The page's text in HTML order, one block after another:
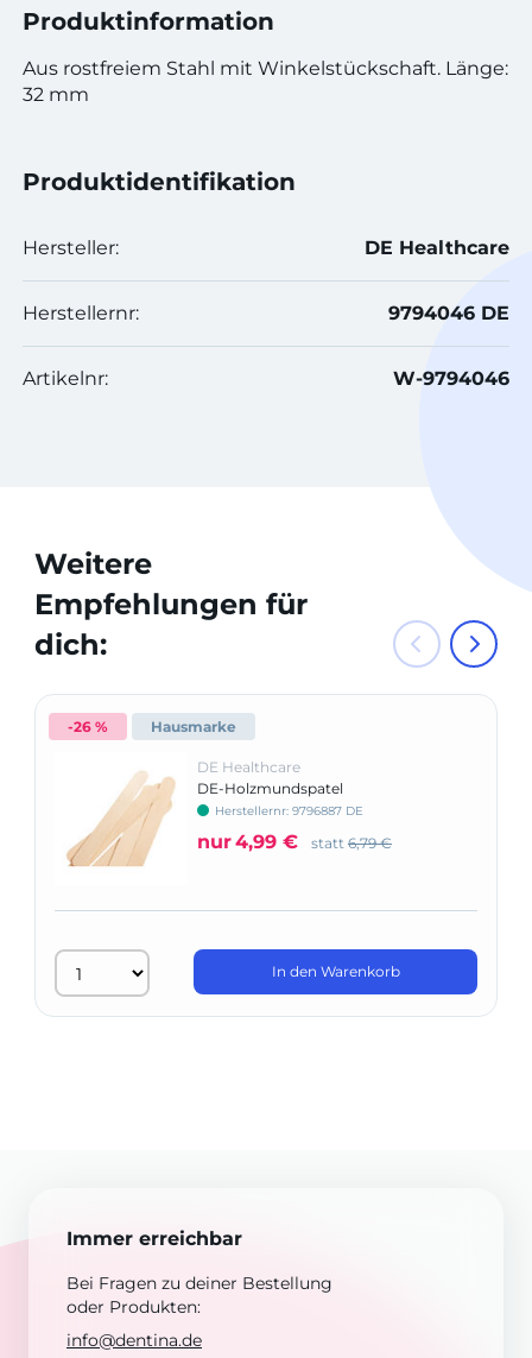
Produktinformation
Aus rostfreiem Stahl mit Winkelstückschaft. Länge:
32 mm
Produktidentifikation
Hersteller: DE Healthcare
Herstellernr: 9794046 DE
Artikelnr: W-9794046
Weitere
Empfehlungen für
dich:
-26 % Hausmarke
DE Healthcare
DE-Holzmundspatel
Herstellernr: 9796887 DE
nur4,99 € statt 6,79 €
In den Warenkorb
Immer erreichbar
Bei Fragen zu deiner Bestellung
oder Produkten:
info@dentina.de